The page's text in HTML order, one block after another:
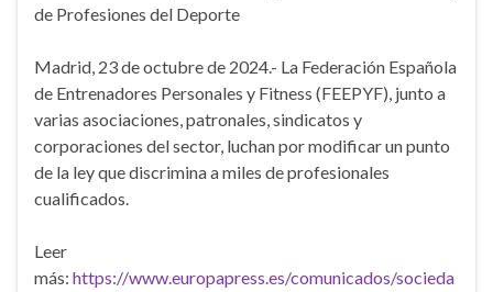
de Profesiones del Deporte
Madrid, 23 de octubre de 2024.- La Federación Española
de Entrenadores Personales y Fitness (FEEPYF), junto a
varias asociaciones, patronales, sindicatos y
corporaciones del sector, luchan por modificar un punto
de la ley que discrimina a miles de profesionales
cualificados.
Leer
más: https://www.europapress.es/comunicados/socieda